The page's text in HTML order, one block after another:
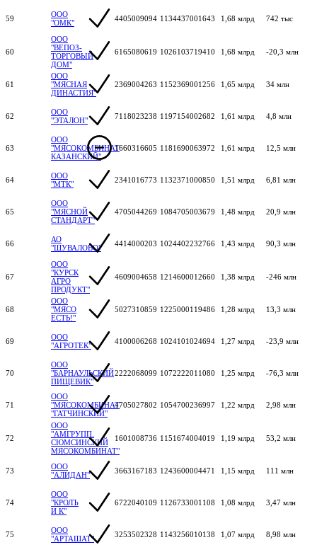
59
ООО
"ОМК"
4405009094 1134437001643 1,68 млрд 742 тыс
60
ООО
"ВЕПОЗ-
ТОРГОВЫЙ
ДОМ"
6165080619 1026103719410 1,68 млрд -20,3 млн
61
ООО
"МЯСНАЯ
ДИНАСТИЯ"
2369004263 1152369001256 1,65 млрд 34 млн
62
ООО
"ЭТАЛОН"
7118023238 1197154002682 1,61 млрд 4,8 млн
63
ООО
"МЯСОКОМБИНАТ
КАЗАНСКИЙ"
1660316605 1181690063972 1,61 млрд 12,5 млн
64
ООО
"МТК"
2341016773 1132371000850 1,51 млрд 6,81 млн
65
ООО
"МЯСНОЙ
СТАНДАРТ"
4705044269 1084705003679 1,48 млрд 20,9 млн
66
АО
"ШУВАЛОВО"
4414000203 1024402232766 1,43 млрд 90,3 млн
67
ООО
"КУРСК
АГРО
ПРОДУКТ"
4609004658 1214600012660 1,38 млрд -246 млн
68
ООО
"МЯСО
ЕСТЬ!"
5027310859 1225000119486 1,28 млрд 13,3 млн
69
ООО
"АГРОТЕК"
4100006268 1024101024694 1,27 млрд -23,9 млн
70
ООО
"БАРНАУЛЬСКИЙ
ПИЩЕВИК"
2222068099 1072222011080 1,25 млрд -76,3 млн
71
ООО
"МЯСОКОМБИНАТ
"ГАТЧИНСКИЙ"
4705027802 1054700236997 1,22 млрд 2,98 млн
72
ООО
"АМГРУПП.
СЮМСИНСКИЙ
МЯСОКОМБИНАТ"
1601008736 1151674004019 1,19 млрд 53,2 млн
73
ООО
"АЛИДАН"
3663167183 1243600004471 1,15 млрд 111 млн
74
ООО
"КРОЛЪ
И К"
6722040109 1126733001108 1,08 млрд 3,47 млн
75
ООО
"АРТАШАТ"
3253502328 1143256010138 1,07 млрд 8,98 млн